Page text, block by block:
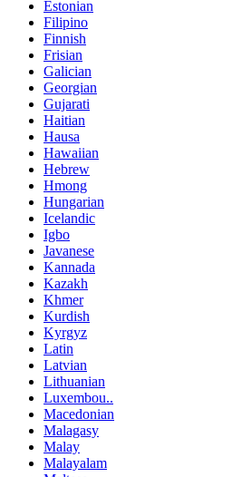
Estonian
Filipino
Finnish
Frisian
Galician
Georgian
Gujarati
Haitian
Hausa
Hawaiian
Hebrew
Hmong
Hungarian
Icelandic
Igbo
Javanese
Kannada
Kazakh
Khmer
Kurdish
Kyrgyz
Latin
Latvian
Lithuanian
Luxembou..
Macedonian
Malagasy
Malay
Malayalam